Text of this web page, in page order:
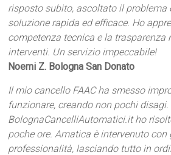
risposto subito, ascoltato il problema
soluzione rapida ed efficace. Ho
competenza tecnica e la trasparenza
interventi. Un servizio impeccabile!
Noemi Z. Bologna San Donato
Il mio cancello FAAC ha smesso
funzionare, creando non pochi disagi.
BolognaCancelliAutomatici.it ho
poche ore. Amatica è intervenuto con
professionalità, lasciando tutto in